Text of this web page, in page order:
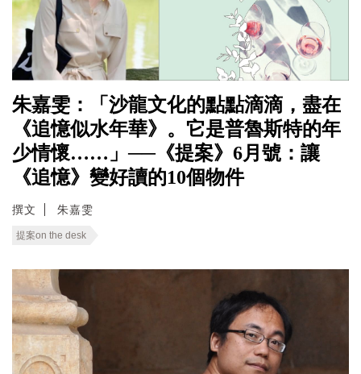
朱嘉雯：「沙龍文化的點點滴滴，盡在
《追憶似水年華》。它是普魯斯特的年
少情懷……」──《提案》6月號：讓
《追憶》變好讀的10個物件
撰文 朱嘉雯
提案on the desk